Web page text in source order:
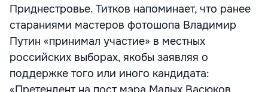
Приднестровье. Титков напоминает, что ранее
стараниями мастеров фотошопа Владимир
Путин «принимал участие» в местных
российских выборах, якобы заявляя о
поддержке того или иного кандидата: